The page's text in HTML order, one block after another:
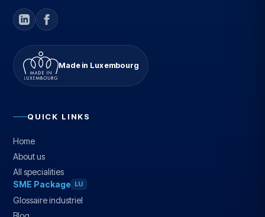
Made in Luxembourg
QUICK LINKS
Home
About us
All specialities
SME Package LU
Glossaire industriel